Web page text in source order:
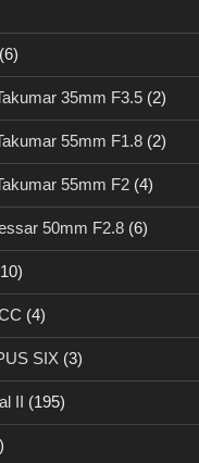
(6)
35mm F3.5 (2)
55mm F1.8 (2)
55mm F2 (4)
50mm F2.8 (6)
(4)
SIX (3)
II (195)